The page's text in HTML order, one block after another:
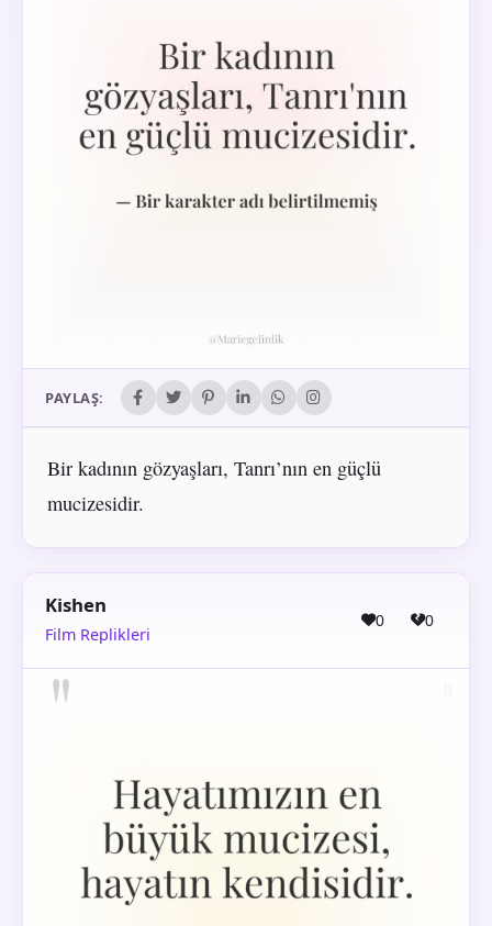
PAYLAŞ:
Bir kadının gözyaşları, Tanrı’nın en güçlü
mucizesidir.
Kishen
Film Replikleri
0 0